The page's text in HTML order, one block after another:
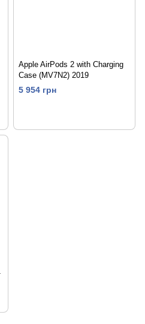
Apple AirPods 2 with Charging
Case (MV7N2) 2019
5 954 грн